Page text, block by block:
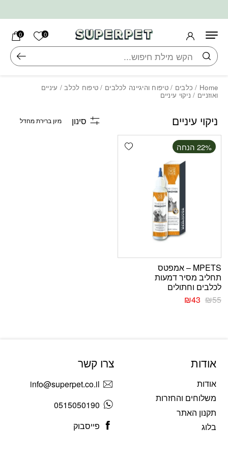
0 הרשימה
0
חיפוש
Home
/ כלבים /טיפוח והיגיינה לכלבים / טיפוח לכלב/ עיניים
ואוזניים / ניקוי עיניים
ניקוי עיניים סינון
Add wishlist ‫22% הנחה
MPETS – אמפטס
תחליב מסיר דמעות
לכלבים וחתולים
₪55
₪43
אודות
אודות
משלוחים והחזרות
תקנון האתר
בלוג
צרו קשר
info@superpet.co.il
0515050190
פייסבוק